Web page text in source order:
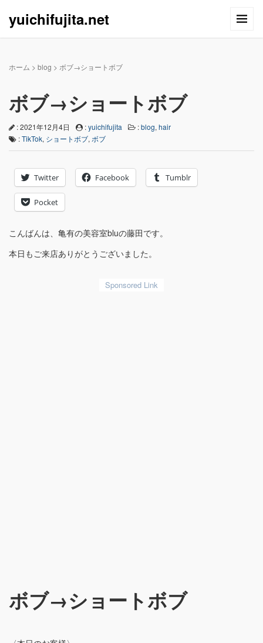
yuichifujita.net
ホーム > blog > ボブ→ショートボブ
ボブ→ショートボブ
: 2021年12月4日 :yuichifujita :blog, hair
:TikTok, ショートボブ, ボブ
Twitter Facebook Tumblr
Pocket
こんばんは、亀有の美容室bluの藤田です。
本日もご来店ありがとうございました。
ボブ→ショートボブ